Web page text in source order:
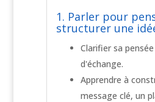
1. Parler pour
structurer une
Clarifier sa
d'échange.
Apprendre à
message clé, un